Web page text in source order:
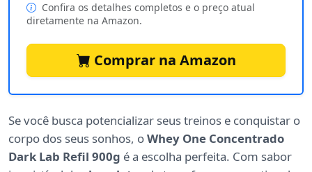
Confira os detalhes completos e o preço atual
diretamente na Amazon.
Comprar na Amazon
Se você busca potencializar seus treinos e conquistar o
corpo dos seus sonhos, oWhey One Concentrado
Dark Lab Refil 900g é a escolha perfeita. Com sabor